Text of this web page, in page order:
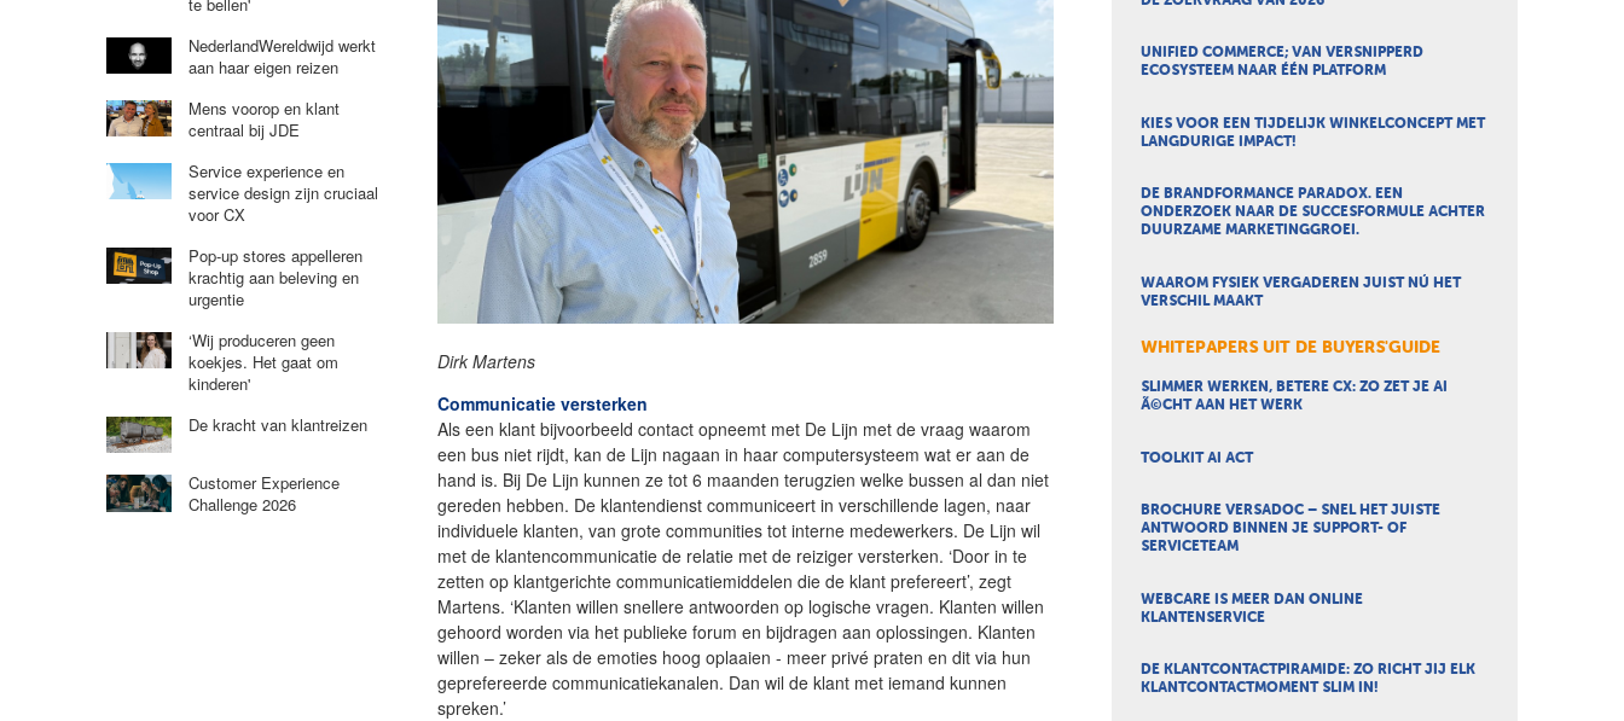
Dirk Martens
Communicatie versterken
Als een klant bijvoorbeeld contact opneemt met De Lijn met de vraag waarom
een bus niet rijdt, kan de Lijn nagaan in haar computersysteem wat er aan de
hand is. Bij De Lijn kunnen ze tot 6 maanden terugzien welke bussen al dan niet
gereden hebben. De klantendienst communiceert in verschillende lagen, naar
individuele klanten, van grote communities tot interne medewerkers. De Lijn wil
met de klantencommunicatie de relatie met de reiziger versterken. ‘Door in te
zetten op klantgerichte communicatiemiddelen die de klant prefereert’, zegt
Martens. ‘Klanten willen snellere antwoorden op logische vragen. Klanten willen
gehoord worden via het publieke forum en bijdragen aan oplossingen. Klanten
willen – zeker als de emoties hoog oplaaien - meer privé praten en dit via hun
geprefereerde communicatiekanalen. Dan wil de klant met iemand kunnen
spreken.’
NederlandWereldwijd werkt
aan haar eigen reizen
Mens voorop en klant
centraal bij JDE
Service experience en
service design zijn cruciaal
voor CX
Pop-up stores appelleren
krachtig aan beleving en
urgentie
‘Wij produceren geen
koekjes. Het gaat om
kinderen'
De kracht van klantreizen
Customer Experience
Challenge 2026
UNIFIED COMMERCE; VAN VERSNIPPERD
ECOSYSTEEM NAAR ÉÉN PLATFORM
KIES VOOR EEN TIJDELIJK WINKELCONCEPT MET
LANGDURIGE IMPACT!
DE BRANDFORMANCE PARADOX. EEN
ONDERZOEK NAAR DE SUCCESFORMULE ACHTER
DUURZAME MARKETINGGROEI.
WAAROM FYSIEK VERGADEREN JUIST NÚ HET
VERSCHIL MAAKT
WHITEPAPERS UIT DE BUYERS'GUIDE
SLIMMER WERKEN, BETERE CX: ZO ZET JE AI
Ã©CHT AAN HET WERK
TOOLKIT AI ACT
BROCHURE VERSADOC – SNEL HET JUISTE
ANTWOORD BINNEN JE SUPPORT- OF
SERVICETEAM
WEBCARE IS MEER DAN ONLINE
KLANTENSERVICE
DE KLANTCONTACTPIRAMIDE: ZO RICHT JIJ ELK
KLANTCONTACTMOMENT SLIM IN!